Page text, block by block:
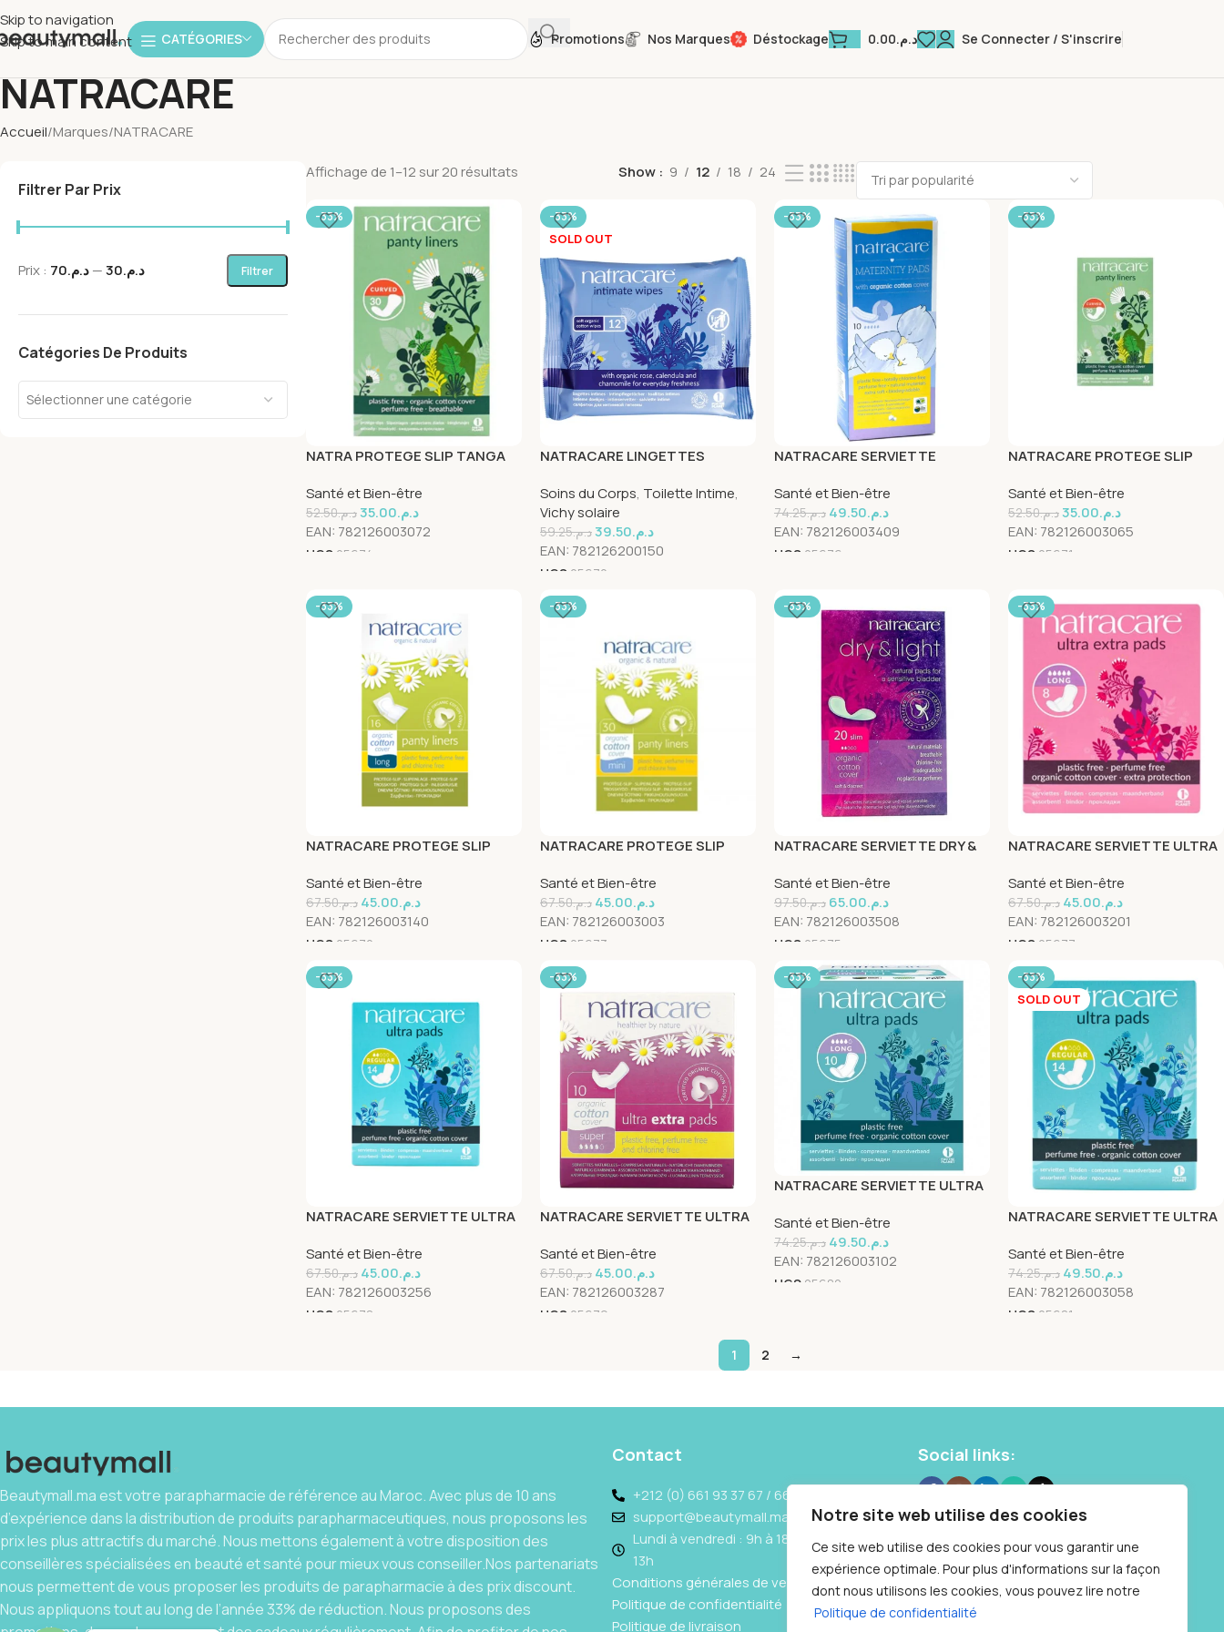
Notre site web utilise des cookies
Ce site web utilise des cookies pour vous garantir une
expérience optimale. Pour plus d'informations sur la façon
dont nous utilisons les cookies, vous pouvez lire notre
Politique de confidentialité
Skip to navigation
Skip to main content
CATÉGORIES Promotions Nos Marques Déstockage د.م.0.00 Se Connecter / S'inscrire
NATRACARE
Accueil Marques NATRACARE
Filtrer Par Prix
Filtrer
Prix : د.م.30 —د.م.70
Catégories De Produits
Sélectionner une catégorie
Affichage de 1–12 sur 20 résultats Show 9 12 18 24
-33%
NATRA PROTEGE SLIP TANGA
Santé et Bien-être
د.م.52.50 د.م.35.00
EAN: 782126003072
UGS 25674
-33%
SOLD OUT
NATRACARE LINGETTES
Soins du Corps, Toilette Intime,
Vichy solaire
د.م.59.25 د.م.39.50
EAN: 782126200150
UGS 25670
-33%
NATRACARE SERVIETTE
Santé et Bien-être
د.م.74.25 د.م.49.50
EAN: 782126003409
UGS 25676
-33%
NATRACARE PROTEGE SLIP
Unités
Santé et Bien-être
د.م.52.50 د.م.35.00
EAN: 782126003065
UGS 25671
-33%
NATRACARE PROTEGE SLIP
Santé et Bien-être
د.م.67.50 د.م.45.00
EAN: 782126003140
UGS 25672
-33%
NATRACARE PROTEGE SLIP
Santé et Bien-être
د.م.67.50 د.م.45.00
EAN: 782126003003
UGS 25673
-33%
NATRACARE SERVIETTE DRY &
INCONTINENCE 20 Unités
Santé et Bien-être
د.م.97.50 د.م.65.00
EAN: 782126003508
UGS 25675
-33%
NATRACARE SERVIETTE ULTRA
Santé et Bien-être
د.م.67.50 د.م.45.00
EAN: 782126003201
UGS 25677
-33%
NATRACARE SERVIETTE ULTRA
Santé et Bien-être
د.م.67.50 د.م.45.00
EAN: 782126003256
UGS 25678
-33%
NATRACARE SERVIETTE ULTRA
Santé et Bien-être
د.م.67.50 د.م.45.00
EAN: 782126003287
UGS 25679
-33%
NATRACARE SERVIETTE ULTRA
Santé et Bien-être
د.م.74.25 د.م.49.50
EAN: 782126003102
UGS 25680
-33%
SOLD OUT
NATRACARE SERVIETTE ULTRA
Santé et Bien-être
د.م.74.25 د.م.49.50
EAN: 782126003058
UGS 25681
1 2 →
Beautymall.ma est votre parapharmacie de référence au Maroc. Avec plus de 10 ans
d’expérience dans la distribution de produits parapharmaceutiques, nous proposons les
prix les plus attractifs du marché. Nous mettons également à votre disposition des
conseillères spécialisées en beauté et santé pour mieux vous conseiller.Nos partenariats
nous permettent de vous proposer les produits de parapharmacie à des prix discount.
Nous appliquons tout au long de l’année 33% de réduction. Nous proposons des
Contact
+212 (0) 661 93 37 67 / 662 69 10 87
support@beautymall.ma
Lundi à vendredi : 9h à 18h - Samedi : 9h à
13h
Conditions générales de vente
Politique de confidentialité
Politique de livraison
Social links: